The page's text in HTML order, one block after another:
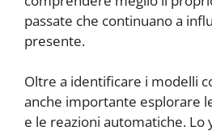
passate che continuano a
presente.
Oltre a identificare i modelli
anche importante esplorare
e le reazioni automatiche. Lo